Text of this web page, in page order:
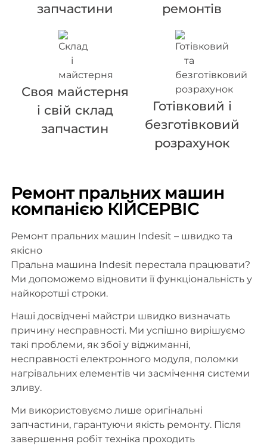
запчастини
Своя майстерня
і свій склад
запчастин
ремонтів
Готівковий і
безготівковий
розрахунок
Ремонт пральних машин
компанією КІЙСЕРВІС
Ремонт пральних машин Indesit – швидко та
якісно
Пральна машина Indesit перестала працювати?
Ми допоможемо відновити її функціональність у
найкоротші строки.
Наші досвідчені майстри швидко визначать
причину несправності. Ми успішно вирішуємо
такі проблеми, як збої у віджиманні,
несправності електронного модуля, поломки
нагрівальних елементів чи засмічення системи
зливу.
Ми використовуємо лише оригінальні
запчастини, гарантуючи якість ремонту. Після
завершення робіт техніка проходить